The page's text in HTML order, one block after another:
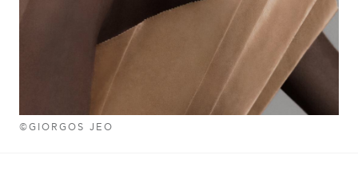
©GIORGOS JEO